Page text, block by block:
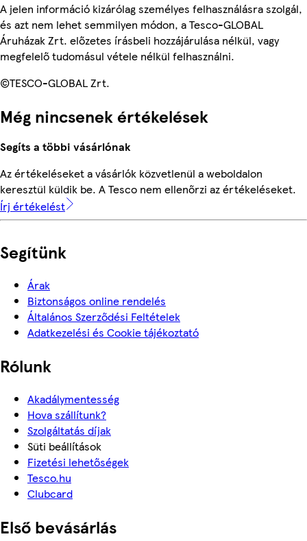
A jelen információ kizárólag személyes felhasználásra szolgál,
és azt nem lehet semmilyen módon, a Tesco-GLOBAL
Áruházak Zrt. előzetes írásbeli hozzájárulása nélkül, vagy
megfelelő tudomásul vétele nélkül felhasználni.
©TESCO-GLOBAL Zrt.
Még nincsenek értékelések
Segíts a többi vásárlónak
Az értékeléseket a vásárlók közvetlenül a weboldalon
keresztül küldik be. A Tesco nem ellenőrzi az értékeléseket.
Írj értékelést
Segítünk
Árak
Biztonságos online rendelés
Általános Szerződési Feltételek
Adatkezelési és Cookie tájékoztató
Rólunk
Akadálymentesség
Hova szállítunk?
Szolgáltatás díjak
Süti beállítások
Fizetési lehetőségek
Tesco.hu
Clubcard
Első bevásárlás